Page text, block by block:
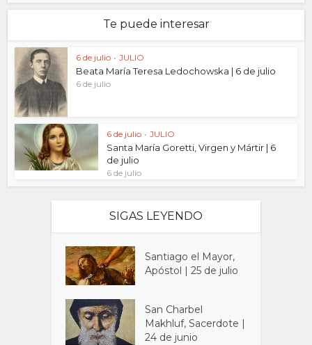
Te puede interesar
6 de julio • JULIO
Beata María Teresa Ledochowska | 6 de julio
6 de julio
6 de julio • JULIO
Santa María Goretti, Virgen y Mártir | 6
de julio
6 de julio
SIGAS LEYENDO
Santiago el Mayor,
Apóstol | 25 de julio
San Charbel
Makhluf, Sacerdote |
24 de junio